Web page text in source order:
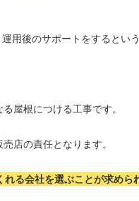
用後のサポートをするとい
屋根につける工事です。
店の責任となります。
る会社を選ぶことが求めら